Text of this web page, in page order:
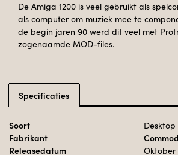
De Amiga 1200 is veel gebruikt als
als computer om muziek mee te
de begin jaren 90 werd dit veel met
zogenaamde MOD-files.
Specificaties
Soort
Fabrikant
Releasedatum
Oktober